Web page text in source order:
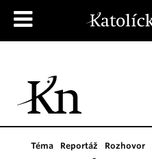
Téma Reportáž Rozhovor